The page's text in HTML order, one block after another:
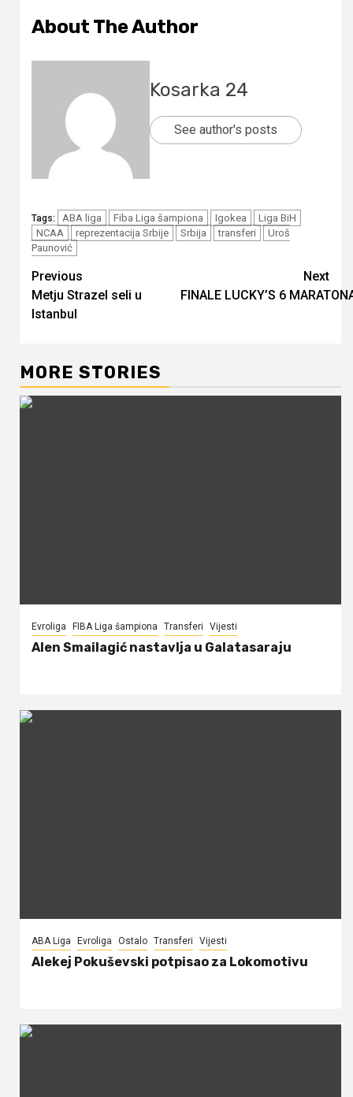
About The Author
Kosarka 24
See author's posts
Tags: ABA liga Fiba Liga šampiona Igokea
Liga BiH
NCAA
reprezentacija Srbije Srbija transferi
Uroš
Paunović
Continue
Reading
Previous
Metju Strazel seli u
Istanbul
Next
FINALE LUCKY’S 6
MORE STORIES
Evroliga FIBA Liga šampiona Transferi Vijesti
Alen Smailagić nastavlja u Galatasaraju
ABA Liga Evroliga Ostalo Transferi Vijesti
Alekej Pokuševski potpisao za Lokomotivu